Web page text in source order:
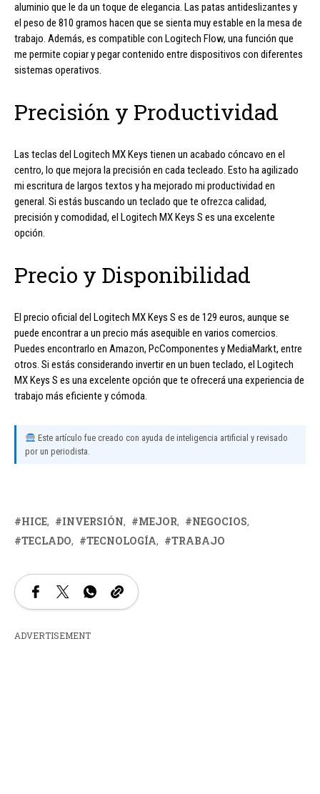
aluminio que le da un toque de elegancia. Las patas antideslizantes y
el peso de 810 gramos hacen que se sienta muy estable en la mesa de
trabajo. Además, es compatible con Logitech Flow, una función que
me permite copiar y pegar contenido entre dispositivos con diferentes
sistemas operativos.
Precisión y Productividad
Las teclas del Logitech MX Keys tienen un acabado cóncavo en el
centro, lo que mejora la precisión en cada tecleado. Esto ha agilizado
mi escritura de largos textos y ha mejorado mi productividad en
general. Si estás buscando un teclado que te ofrezca calidad,
precisión y comodidad, el Logitech MX Keys S es una excelente
opción.
Precio y Disponibilidad
El precio oficial del Logitech MX Keys S es de 129 euros, aunque se
puede encontrar a un precio más asequible en varios comercios.
Puedes encontrarlo en Amazon, PcComponentes y MediaMarkt, entre
otros. Si estás considerando invertir en un buen teclado, el Logitech
MX Keys S es una excelente opción que te ofrecerá una experiencia de
trabajo más eficiente y cómoda.
Este artículo fue creado con ayuda de inteligencia artificial y revisado
por un periodista.
HICE INVERSIÓN MEJOR
NEGOCIOS
TECLADO
TECNOLOGÍA TRABAJO
ADVERTISEMENT